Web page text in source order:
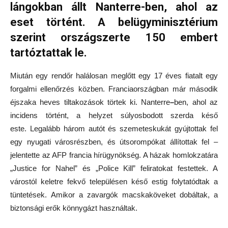
lángokban állt Nanterre-ben, ahol az
eset történt. A belügyminisztérium
szerint országszerte 150 embert
tartóztattak le.
Miután egy rendőr halálosan meglőtt egy 17 éves fiatalt egy
forgalmi ellenőrzés közben. Franciaországban már második
éjszaka heves tiltakozások törtek ki. Nanterre–ben, ahol az
incidens történt, a helyzet súlyosbodott szerda késő
este. Legalább három autót és szemeteskukát gyújtottak fel
egy nyugati városrészben, és útsorompókat állítottak fel –
jelentette az AFP francia hírügynökség. A házak homlokzatára
„Justice for Nahel” és „Police Kill” feliratokat festettek. A
várostól keletre fekvő településen késő estig folytatódtak a
tüntetések. Amikor a zavargók macskaköveket dobáltak, a
biztonsági erők könnygázt használtak.